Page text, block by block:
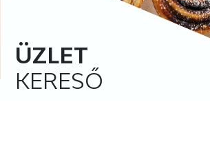
ÜZLET
KERESŐ